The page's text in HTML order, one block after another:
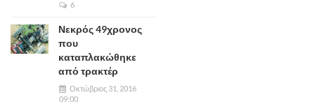
6
Νεκρός 49χρονος
που
καταπλακώθηκε
από τρακτέρ
Οκτώβριος 31, 2016
09:00